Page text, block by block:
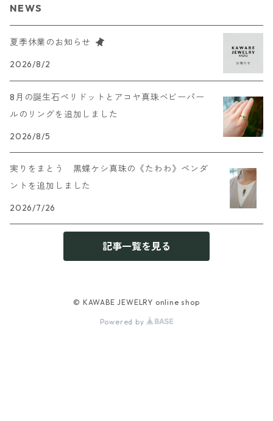
NEWS
夏季休業のお知らせ
2026/8/2
8月の誕生石ペリドットとアコヤ真珠ベビーパー
ルのリングを追加しました
2026/8/5
実りをまとう 黒蝶ケシ真珠の《たわわ》ペンダ
ントを追加しました
2026/7/26
記事一覧を見る
© KAWABE JEWELRY online shop
Powered by